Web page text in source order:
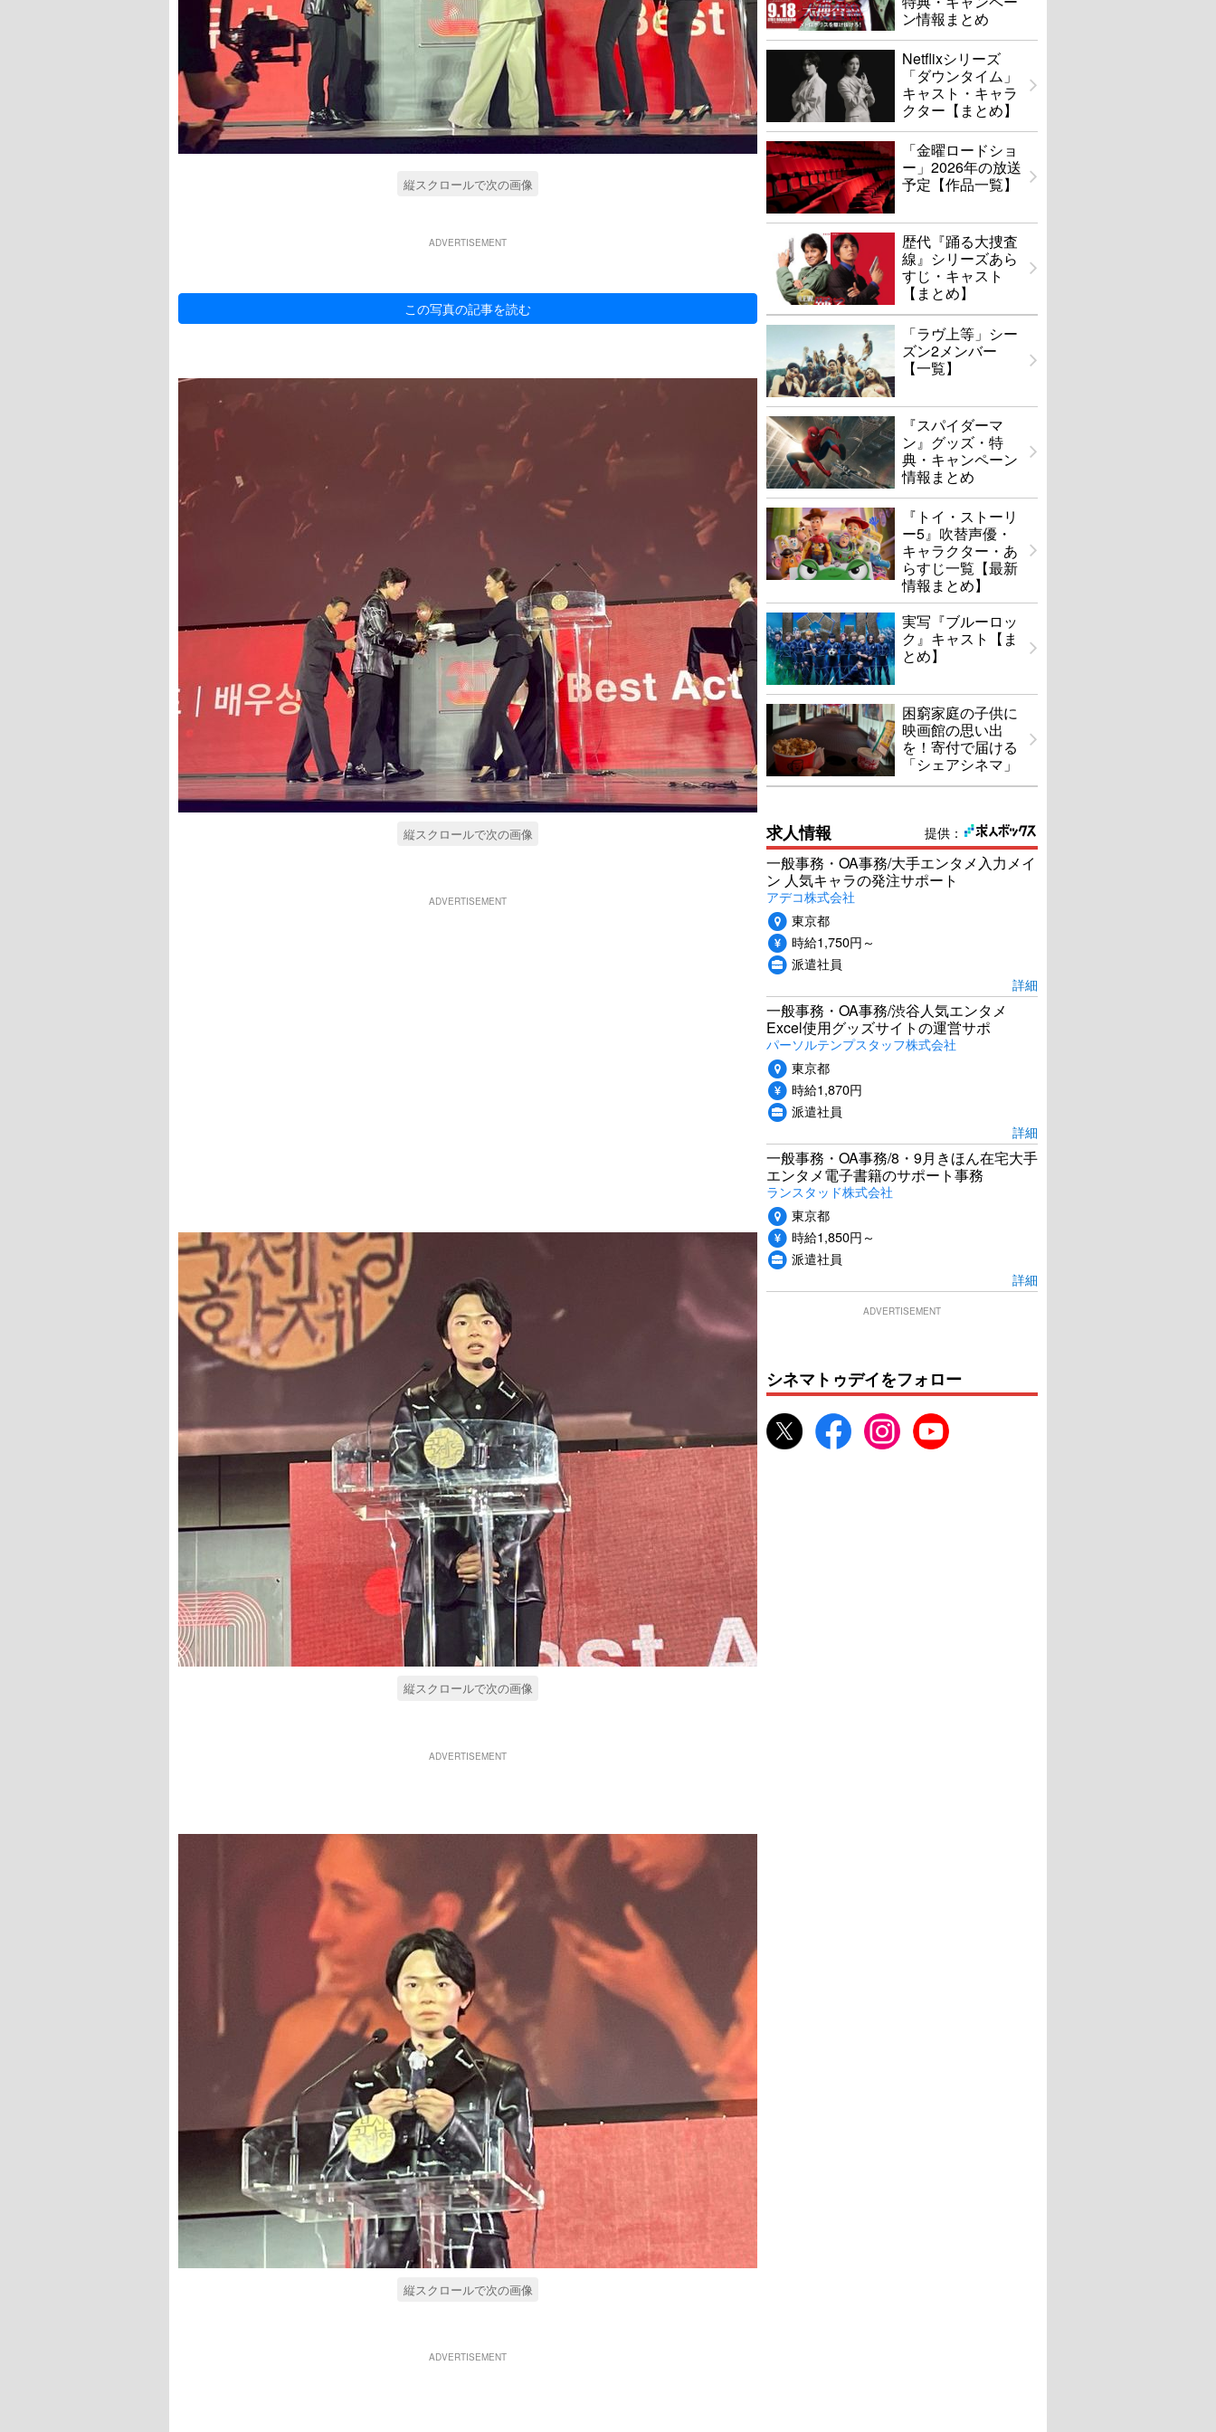
縦スクロールで次の画像
ADVERTISEMENT
この写真の記事を読む
縦スクロールで次の画像
ADVERTISEMENT
縦スクロールで次の画像
ADVERTISEMENT
縦スクロールで次の画像
ADVERTISEMENT
ン情報まとめ
Netflixシリーズ
「ダウンタイム」
キャスト・キャラ
クター【まとめ】
「金曜ロードショ
ー」2026年の放送
予定【作品一覧】
歴代『踊る大捜査
線』シリーズあら
すじ・キャスト
【まとめ】
「ラヴ上等」シー
ズン2メンバー
【一覧】
『スパイダーマ
ン』グッズ・特
典・キャンペーン
情報まとめ
『トイ・ストーリ
ー5』吹替声優・
キャラクター・あ
らすじ一覧【最新
情報まとめ】
実写『ブルーロッ
ク』キャスト【ま
とめ】
困窮家庭の子供に
映画館の思い出
を！寄付で届ける
「シェアシネマ」
提供：
求人情報
一般事務・OA事務/大手エンタメ入力メイ
ン 人気キャラの発注サポート
アデコ株式会社
東京都
時給1,750円～
派遣社員
詳細
一般事務・OA事務/渋谷人気エンタメ
Excel使用グッズサイトの運営サポ
パーソルテンプスタッフ株式会社
東京都
時給1,870円
派遣社員
詳細
一般事務・OA事務/8・9月きほん在宅大手
エンタメ電子書籍のサポート事務
ランスタッド株式会社
東京都
時給1,850円～
派遣社員
詳細
ADVERTISEMENT
シネマトゥデイをフォロー